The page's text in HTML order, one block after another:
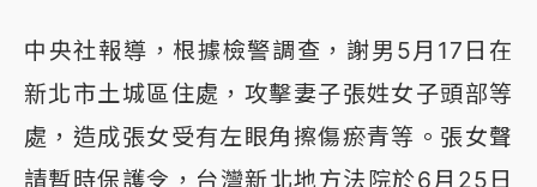
中央社報導，根據檢警調查，謝男5月17日在
新北市土城區住處，攻擊妻子張姓女子頭部等
處，造成張女受有左眼角擦傷瘀青等。張女聲
請暫時保護令，台灣新北地方法院於6月25日